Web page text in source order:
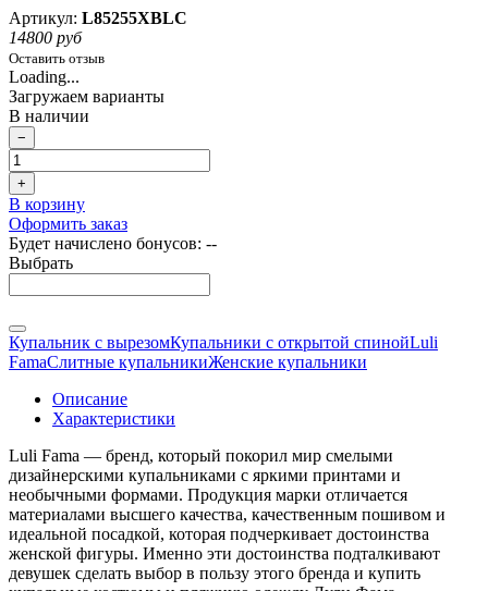
Артикул: L85255XBLC
14800 руб
Оставить отзыв
Loading...
Загружаем варианты
В наличии
−
+
В корзину
Оформить заказ
Будет начислено бонусов: --
Выбрать
Купальник с вырезомКупальники с открытой спинойLuli
FamaСлитные купальникиЖенские купальники
Описание
Характеристики
Luli Fama — бренд, который покорил мир смелыми
дизайнерскими купальниками с яркими принтами и
необычными формами. Продукция марки отличается
материалами высшего качества, качественным пошивом и
идеальной посадкой, которая подчеркивает достоинства
женской фигуры. Именно эти достоинства подталкивают
девушек сделать выбор в пользу этого бренда и купить